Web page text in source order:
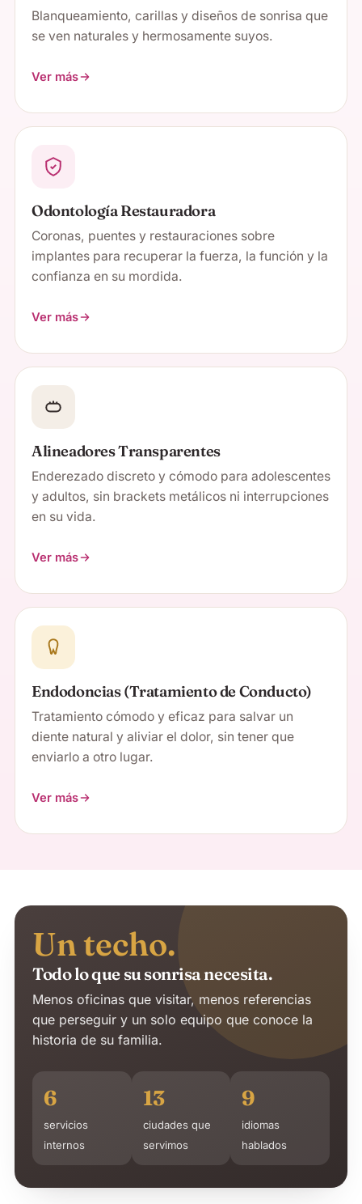
Blanqueamiento, carillas y diseños de sonrisa que
se ven naturales y hermosamente suyos.
Ver más
Odontología Restauradora
Coronas, puentes y restauraciones sobre
implantes para recuperar la fuerza, la función y la
confianza en su mordida.
Ver más
Alineadores Transparentes
Enderezado discreto y cómodo para adolescentes
y adultos, sin brackets metálicos ni interrupciones
en su vida.
Ver más
Endodoncias (Tratamiento de Conducto)
Tratamiento cómodo y eficaz para salvar un
diente natural y aliviar el dolor, sin tener que
enviarlo a otro lugar.
Ver más
Un techo.
Todo lo que su sonrisa necesita.
Menos oficinas que visitar, menos referencias
que perseguir y un solo equipo que conoce la
historia de su familia.
6
servicios
internos
13
ciudades que
servimos
9
idiomas
hablados